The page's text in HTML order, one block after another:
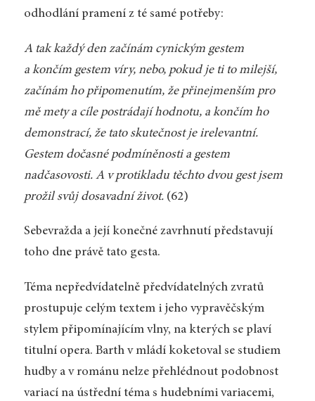
odhodlání pramení z té samé potřeby:
A tak každý den začínám cynickým gestem
a končím gestem víry, nebo, pokud je ti to milejší,
začínám ho připomenutím, že přinejmenším pro
mě mety a cíle postrádají hodnotu, a končím ho
demonstrací, že tato skutečnost je irelevantní.
Gestem dočasné podmíněnosti a gestem
nadčasovosti. A v protikladu těchto dvou gest jsem
prožil svůj dosavadní život.(62)
Sebevražda a její konečné zavrhnutí představují
toho dne právě tato gesta.
Téma nepředvídatelně předvídatelných zvratů
prostupuje celým textem i jeho vypravěčským
stylem připomínajícím vlny, na kterých se plaví
titulní opera. Barth v mládí koketoval se studiem
hudby a v románu nelze přehlédnout podobnost
variací na ústřední téma s hudebními variacemi,